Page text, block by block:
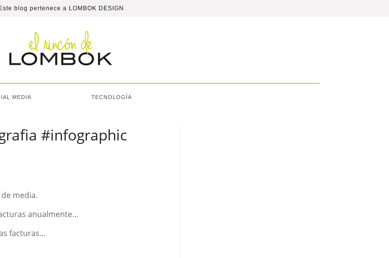
Este blog pertenece a LOMBOK DESIGN
MEDIA TECNOLOGÍA
#infographic
media.
anualmente…
facturas…